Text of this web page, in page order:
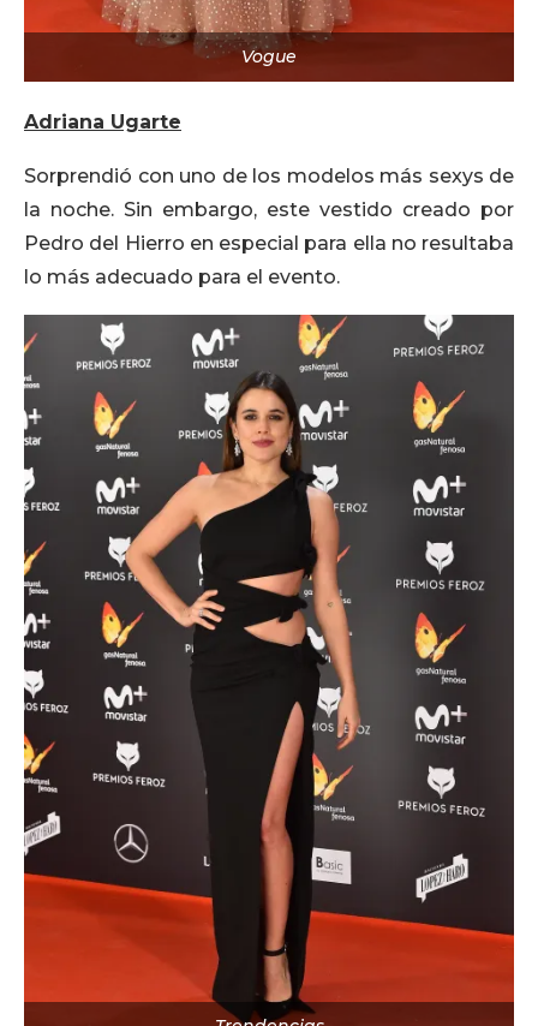
Vogue
Adriana Ugarte
Sorprendió con uno de los modelos más sexys de
la noche. Sin embargo, este vestido creado por
Pedro del Hierro en especial para ella no resultaba
lo más adecuado para el evento.